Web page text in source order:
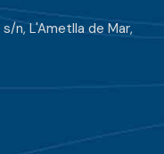
n, L'Ametlla de Mar,